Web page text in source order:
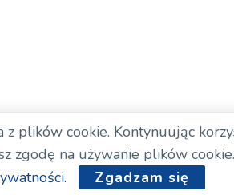
z plików cookie. Kontynuując
zgodę na używanie plików
Zgadzam się